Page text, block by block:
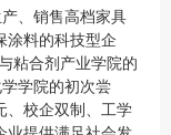
、销售高档家具
涂料的科技型企
粘合剂产业学院的
学院的初次尝
、校企双制、工学